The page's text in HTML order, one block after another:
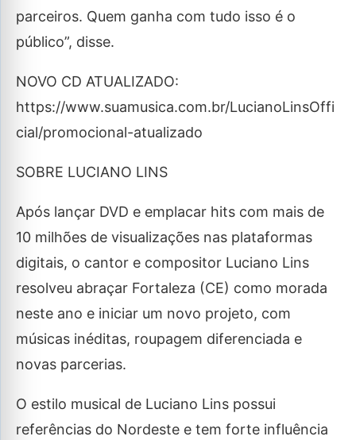
parceiros. Quem ganha com tudo isso é o
público”, disse.
NOVO CD ATUALIZADO:
https://www.suamusica.com.br/LucianoLinsOffi
cial/promocional-atualizado
SOBRE LUCIANO LINS
Após lançar DVD e emplacar hits com mais de
10 milhões de visualizações nas plataformas
digitais, o cantor e compositor Luciano Lins
resolveu abraçar Fortaleza (CE) como morada
neste ano e iniciar um novo projeto, com
músicas inéditas, roupagem diferenciada e
novas parcerias.
O estilo musical de Luciano Lins possui
referências do Nordeste e tem forte influência